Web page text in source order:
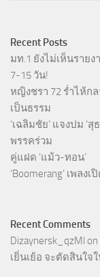
Recent Posts
มท.1 ยังไม่เห็นรายง
7-15 วัน!
หญิงชรา 72 ร่ำไห้ก
เป็นธรรม
‘เฉลิมชัย’ แจงปม ‘
พรรคร่วม
คู่แฝด ‘แม้ว-ทอน’
‘Boomerang’ เพลง
Recent Comments
Dizaynersk_qzMl on
เยิ่นเย้อ จะตัดสินใจ